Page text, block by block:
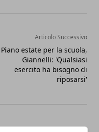
Articolo Successivo
Piano estate per la scuola,
Giannelli: 'Qualsiasi
esercito ha bisogno di
riposarsi'